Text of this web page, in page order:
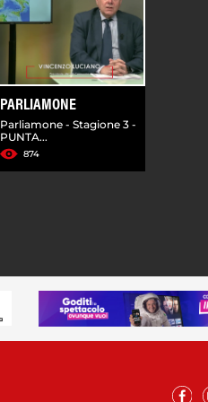
PARLIAMONE
Parliamone - Stagione 3 -
PUNTA...
874